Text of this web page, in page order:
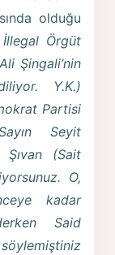
olduğu
İllegal Örgüt
Şingali’nin
Y.K.)
Partisi
Seyit
(Sait
O,
kadar
Said